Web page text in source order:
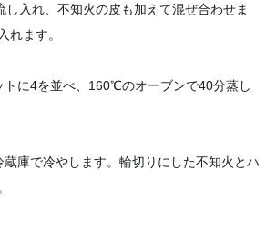
入れ、不知火の皮も加えて混ぜ合わせま
れます。
トに4を並べ、160℃のオーブンで40分蒸し
庫で冷やします。輪切りにした不知火とハ